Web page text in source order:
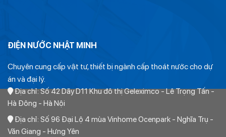
Giá bán Ống PVC Dismy Class 1 D34 hay C1
D34
Giá bán của sản phẩm được tính từ giá niêm yết của nhà máy.
Mỗi đại lý hoặc nhà phân phối sẽ có giá bán khác nhau tùy
thuộc vào tỷ lệ chiết khấu
ĐIỆN NƯỚC NHẬT MINH
Chuyên cung cấp vật tư, thiết bị ngành cấp thoát nước cho dự
án và đại lý.
Địa chỉ: Số 42 Dãy D11 Khu đô thị Geleximco - Lê Trọng Tấn -
Hà Đông - Hà Nội
Địa chỉ: Số 96 Đại Lộ 4 mùa Vinhome Ocenpark - Nghĩa Trụ -
Văn Giang - Hưng Yên